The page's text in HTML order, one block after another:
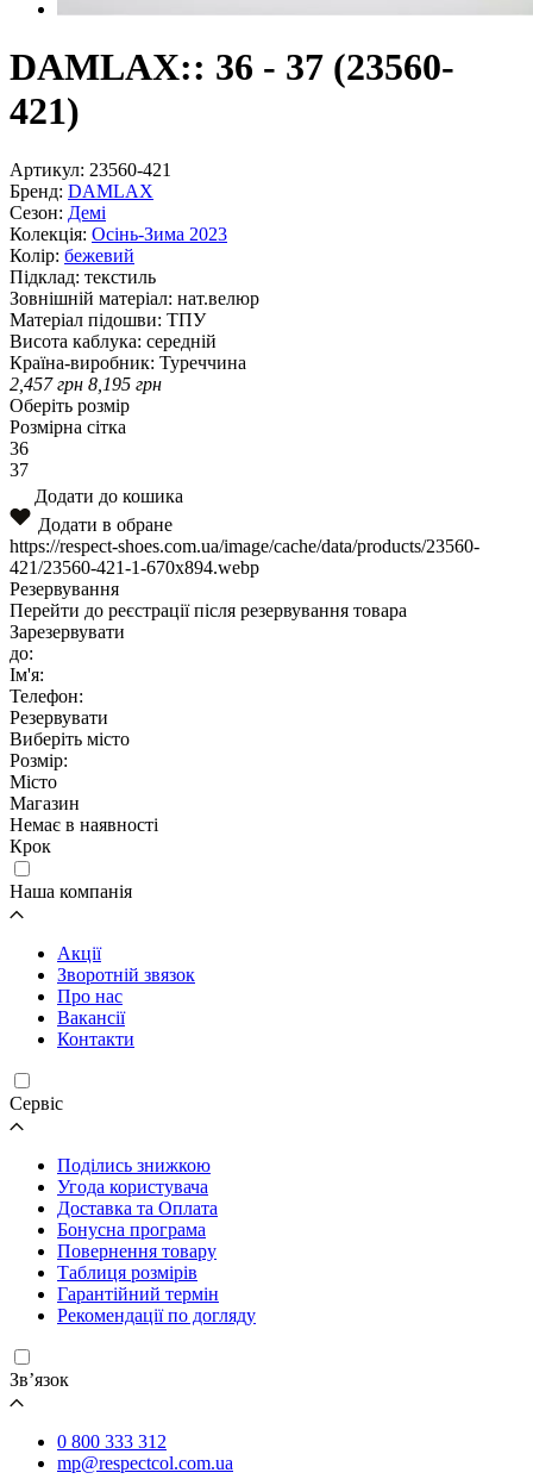
DAMLAX:: 36 - 37 (23560-
421)
Артикул: 23560-421
Бренд: DAMLAX
Сезон: Демі
Колекція: Осінь-Зима 2023
Колір: бежевий
Підклад: текстиль
Зовнішній матеріал: нат.велюр
Матеріал підошви: ТПУ
Висота каблука: середній
Країна-виробник: Туреччина
2,457грн 8,195 грн
Оберіть розмір
Розмірна сітка
36
37
Додати до кошика
Додати в обране
https://respect-shoes.com.ua/image/cache/data/products/23560-
421/23560-421-1-670x894.webp
Резервування
Перейти до реєстрації після резервування товара
Зарезервувати
до:
Ім'я:
Телефон:
Резервувати
Виберіть місто
Розмір:
Місто
Магазин
Немає в наявності
Крок
Наша компанія
Акції
Зворотній звязок
Про нас
Вакансії
Контакти
Cервіс
Поділись знижкою
Угода користувача
Доставка та Оплата
Бонусна програма
Повернення товару
Таблиця розмірів
Гарантійний термін
Рекомендації по догляду
Зв’язок
0 800 333 312
mp@respectcol.com.ua